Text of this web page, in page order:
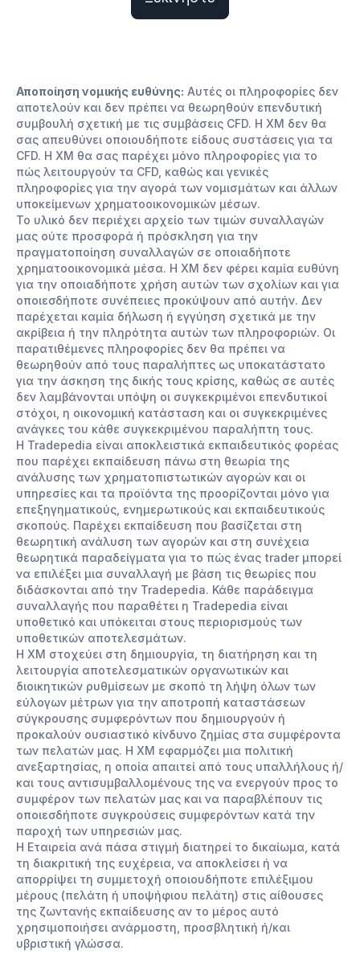
Αποποίηση νομικής ευθύνης: Αυτές οι πληροφορίες δεν
αποτελούν και δεν πρέπει να θεωρηθούν επενδυτική
συμβουλή σχετική με τις συμβάσεις CFD. Η XM δεν θα
σας απευθύνει οποιουδήποτε είδους συστάσεις για τα
CFD. Η XM θα σας παρέχει μόνο πληροφορίες για το
πώς λειτουργούν τα CFD, καθώς και γενικές
πληροφορίες για την αγορά των νομισμάτων και άλλων
υποκείμενων χρηματοοικονομικών μέσων.
Το υλικό δεν περιέχει αρχείο των τιμών συναλλαγών
μας ούτε προσφορά ή πρόσκληση για την
πραγματοποίηση συναλλαγών σε οποιαδήποτε
χρηματοοικονομικά μέσα. Η XM δεν φέρει καμία ευθύνη
για την οποιαδήποτε χρήση αυτών των σχολίων και για
οποιεσδήποτε συνέπειες προκύψουν από αυτήν. Δεν
παρέχεται καμία δήλωση ή εγγύηση σχετικά με την
ακρίβεια ή την πληρότητα αυτών των πληροφοριών. Οι
παρατιθέμενες πληροφορίες δεν θα πρέπει να
θεωρηθούν από τους παραλήπτες ως υποκατάστατο
για την άσκηση της δικής τους κρίσης, καθώς σε αυτές
δεν λαμβάνονται υπόψη οι συγκεκριμένοι επενδυτικοί
στόχοι, η οικονομική κατάσταση και οι συγκεκριμένες
ανάγκες του κάθε συγκεκριμένου παραλήπτη τους.
Η Tradepedia είναι αποκλειστικά εκπαιδευτικός φορέας
που παρέχει εκπαίδευση πάνω στη θεωρία της
ανάλυσης των χρηματοπιστωτικών αγορών και οι
υπηρεσίες και τα προϊόντα της προορίζονται μόνο για
επεξηγηματικούς, ενημερωτικούς και εκπαιδευτικούς
σκοπούς. Παρέχει εκπαίδευση που βασίζεται στη
θεωρητική ανάλυση των αγορών και στη συνέχεια
θεωρητικά παραδείγματα για το πώς ένας trader μπορεί
να επιλέξει μια συναλλαγή με βάση τις θεωρίες που
διδάσκονται από την Tradepedia. Κάθε παράδειγμα
συναλλαγής που παραθέτει η Tradepedia είναι
υποθετικό και υπόκειται στους περιορισμούς των
υποθετικών αποτελεσμάτων.
Η XM στοχεύει στη δημιουργία, τη διατήρηση και τη
λειτουργία αποτελεσματικών οργανωτικών και
διοικητικών ρυθμίσεων με σκοπό τη λήψη όλων των
εύλογων μέτρων για την αποτροπή καταστάσεων
σύγκρουσης συμφερόντων που δημιουργούν ή
προκαλούν ουσιαστικό κίνδυνο ζημίας στα συμφέροντα
των πελατών μας. Η XM εφαρμόζει μια πολιτική
ανεξαρτησίας, η οποία απαιτεί από τους υπαλλήλους ή/
και τους αντισυμβαλλομένους της να ενεργούν προς το
συμφέρον των πελατών μας και να παραβλέπουν τις
οποιεσδήποτε συγκρούσεις συμφερόντων κατά την
παροχή των υπηρεσιών μας.
Η Εταιρεία ανά πάσα στιγμή διατηρεί το δικαίωμα, κατά
τη διακριτική της ευχέρεια, να αποκλείσει ή να
απορρίψει τη συμμετοχή οποιουδήποτε επιλέξιμου
μέρους (πελάτη ή υποψήφιου πελάτη) στις αίθουσες
της ζωντανής εκπαίδευσης αν το μέρος αυτό
χρησιμοποιήσει ανάρμοστη, προσβλητική ή/και
υβριστική γλώσσα.